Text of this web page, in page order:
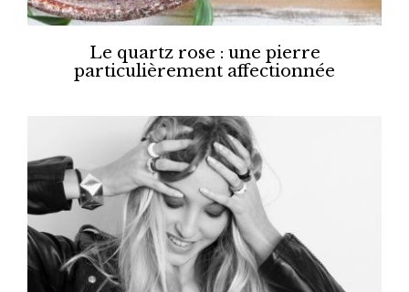
Le quartz rose : une pierre
particulièrement affectionnée